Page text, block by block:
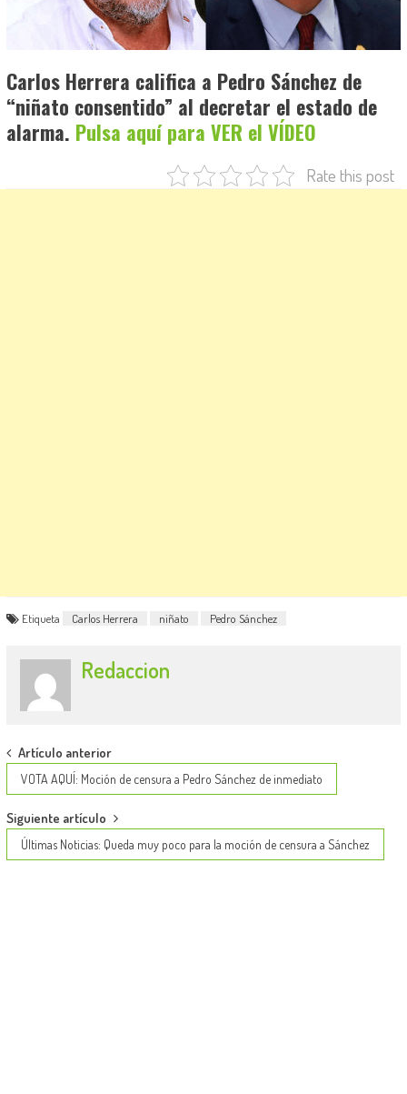
Carlos Herrera califica a Pedro Sánchez de
“niñato consentido” al decretar el estado de
alarma. Pulsa aquí para VER el VÍDEO
Rate this post
Etiqueta Carlos Herrera niñato Pedro Sánchez
Redaccion
Post
navigation
Artículo anterior
VOTA AQUÍ: Moción de censura a Pedro Sánchez de inmediato
Siguiente artículo
Últimas Noticias: Queda muy poco para la moción de censura a Sánchez